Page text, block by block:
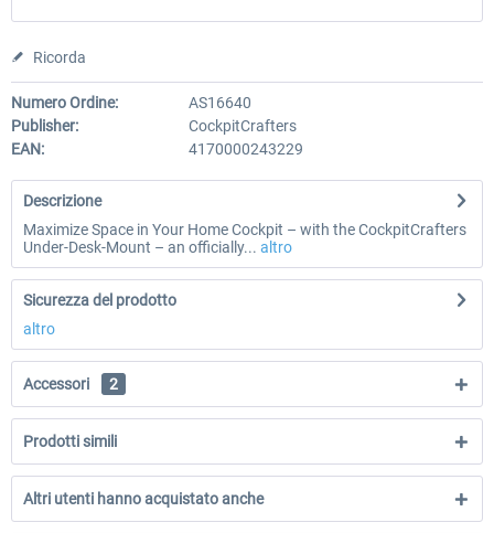
Ricorda
Numero Ordine:
AS16640
Publisher:
CockpitCrafters
EAN:
4170000243229
Descrizione
Maximize Space in Your Home Cockpit – with the CockpitCrafters
Under-Desk-Mount – an officially... altro
Sicurezza del prodotto
altro
Accessori 2
Prodotti simili
Altri utenti hanno acquistato anche